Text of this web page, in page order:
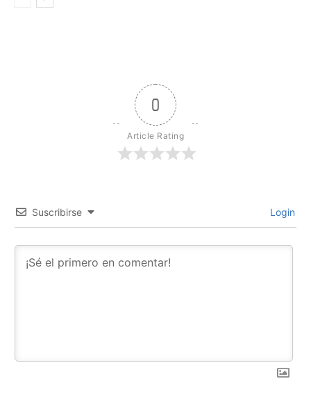
0
Article Rating
Suscribirse Login